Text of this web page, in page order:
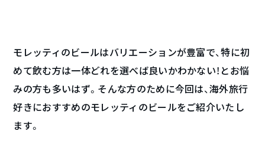
モレッティのビールはバリエーションが豊富で、特に初
めて飲む方は一体どれを選べば良いかわかない！とお悩
みの方も多いはず。そんな方のために今回は、海外旅行
好きにおすすめのモレッティのビールをご紹介いたし
ます。